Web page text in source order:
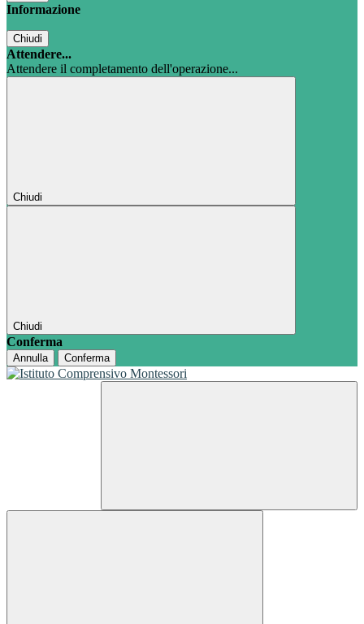
Informazione
Chiudi
Attendere...
Attendere il completamento dell'operazione...
Chiudi
Chiudi
Conferma
Annulla Conferma